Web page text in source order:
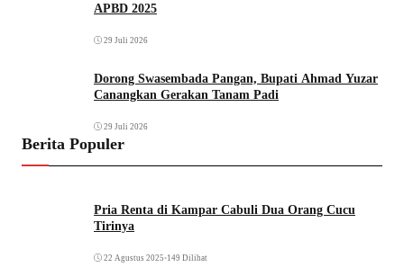
APBD 2025
29 Juli 2026
Dorong Swasembada Pangan, Bupati Ahmad Yuzar
Canangkan Gerakan Tanam Padi
29 Juli 2026
Berita Populer
Pria Renta di Kampar Cabuli Dua Orang Cucu
Tirinya
22 Agustus 2025 •149 Dilihat